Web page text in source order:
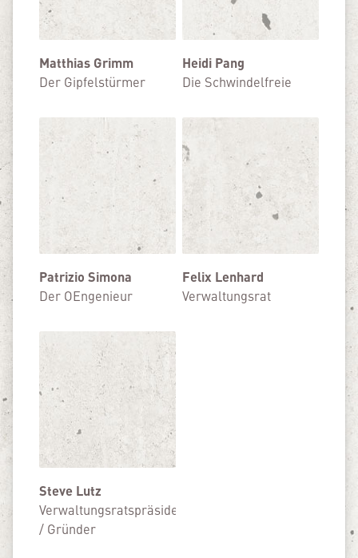
Matthias Grimm
Der Gipfelstürmer
Heidi Pang
Die Schwindelfreie
Patrizio Simona
Der OEngenieur
Felix Lenhard
Verwaltungsrat
Steve Lutz
Verwaltungsratspräsident
/ Gründer